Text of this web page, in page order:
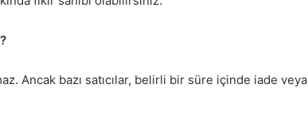
Ancak bazı satıcılar, belirli bir süre içinde iade veya